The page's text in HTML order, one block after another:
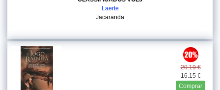
Laerte
Jacaranda
20.19 €
16.15 €
Comprar